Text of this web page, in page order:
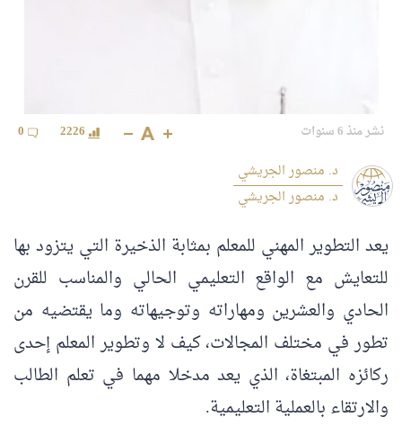
نشر منذ 6 سنوات 2226
0
د. منصور الجريشي
د. منصور الجريشي
يعد التطوير المهني للمعلم بمثابة الذخيرة التي يتزود بها
للتعايش مع الواقع التعليمي الحالي والمناسب للقرن
الحادي والعشرين ومهاراته وتوجيهاته وما يقتضيه من
تطور في مختلف المجالات، كيف لا وتطوير المعلم إحدى
ركائزه المبتغاة، الذي يعد مدخلا مهما في تعلم الطالب
والارتقاء بالعملية التعليمية.